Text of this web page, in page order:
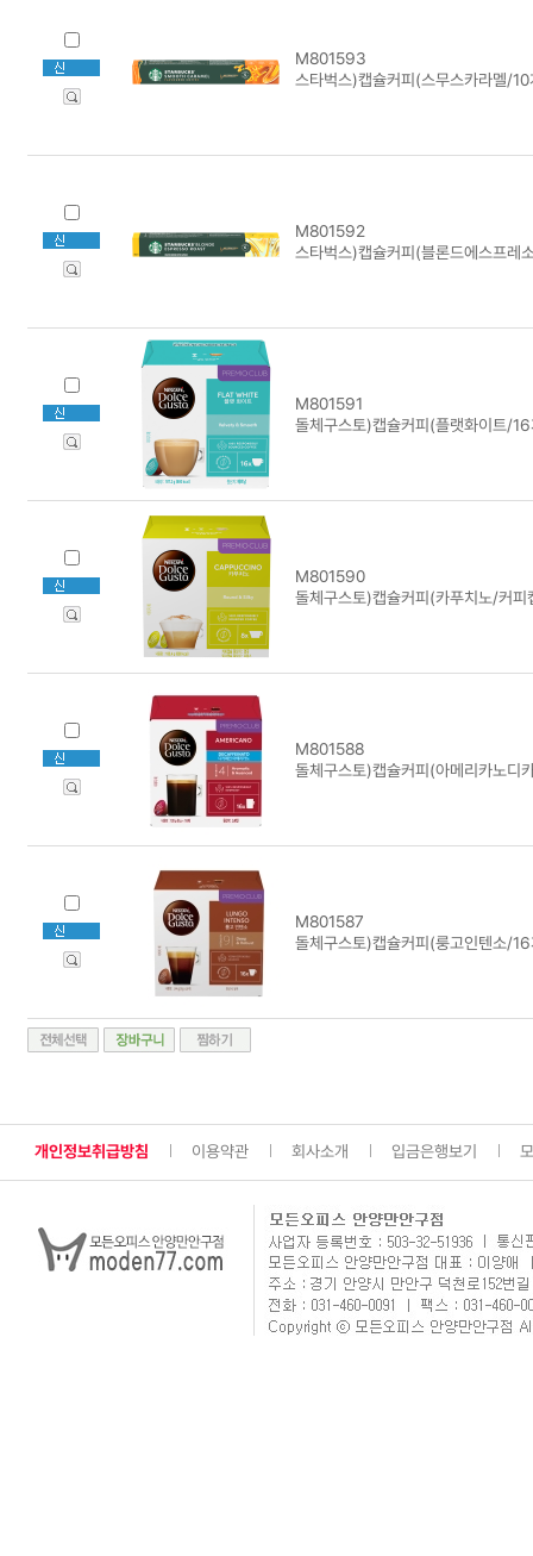
M801593
스타벅스)캡슐커피(스무스카라멜/10
M801592
스타벅스)캡슐커피(블론드에스프레
M801591
돌체구스토)캡슐커피(플랫화이트/
M801590
돌체구스토)캡슐커피(카푸치노/커
M801588
돌체구스토)캡슐커피(아메리카노디
M801587
돌체구스토)캡슐커피(룽고인텐소/
개인정보취급방침 이용약관 회사소개 입금은행보기